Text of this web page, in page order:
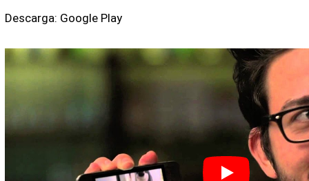
Descarga: Google Play